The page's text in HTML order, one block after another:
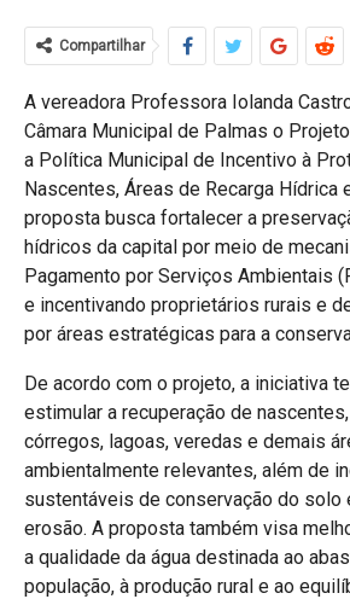
Compartilhar
A vereadora Professora Iolanda
Câmara Municipal de Palmas o
a Política Municipal de Incentivo à
Nascentes, Áreas de Recarga Hídrica
proposta busca fortalecer a
hídricos da capital por meio de
Pagamento por Serviços Ambientais
e incentivando proprietários rurais e
por áreas estratégicas para a
De acordo com o projeto, a iniciativa
estimular a recuperação de
córregos, lagoas, veredas e demais
ambientalmente relevantes, além de
sustentáveis de conservação do solo
erosão. A proposta também visa
a qualidade da água destinada ao
população, à produção rural e ao